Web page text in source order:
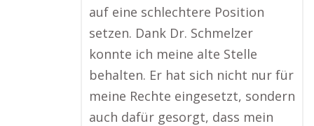
auf eine schlechtere Position
setzen. Dank Dr. Schmelzer
konnte ich meine alte Stelle
behalten. Er hat sich nicht nur für
meine Rechte eingesetzt, sondern
auch dafür gesorgt, dass mein